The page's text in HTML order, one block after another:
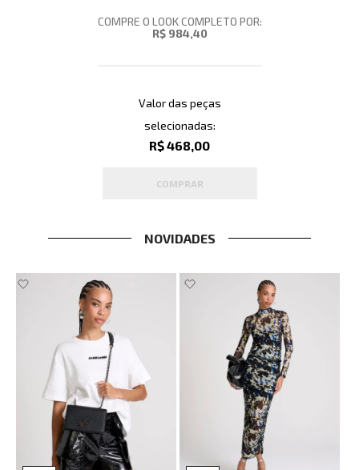
COMPRE O LOOK COMPLETO POR:
R$ 984,40
Valor das peças
selecionadas:
R$ 468,00
COMPRAR
NOVIDADES